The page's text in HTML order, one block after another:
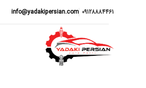
09128884461
info@yadakipersian.com